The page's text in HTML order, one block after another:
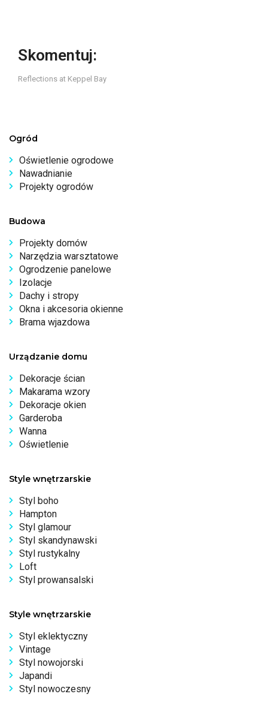
Skomentuj:
Reflections at Keppel Bay
Ogród
Oświetlenie ogrodowe
Nawadnianie
Projekty ogrodów
Budowa
Projekty domów
Narzędzia warsztatowe
Ogrodzenie panelowe
Izolacje
Dachy i stropy
Okna i akcesoria okienne
Brama wjazdowa
Urządzanie domu
Dekoracje ścian
Makarama wzory
Dekoracje okien
Garderoba
Wanna
Oświetlenie
Style wnętrzarskie
Styl boho
Hampton
Styl glamour
Styl skandynawski
Styl rustykalny
Loft
Styl prowansalski
Style wnętrzarskie
Styl eklektyczny
Vintage
Styl nowojorski
Japandi
Styl nowoczesny